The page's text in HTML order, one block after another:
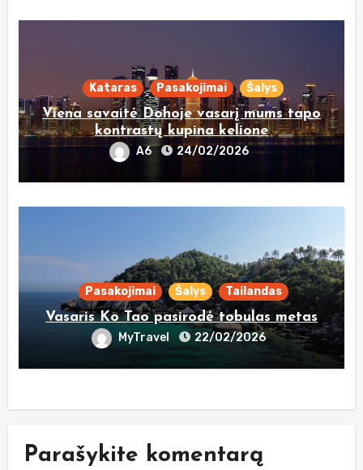
Kataras Pasakojimai Šalys
Viena savaitė Dohoje vasarį mums tapo
kontrastų kupina kelione
A6 24/02/2026
Pasakojimai Šalys Tailandas
Vasaris Ko Tao pasirodė tobulas metas
MyTravel 22/02/2026
Parašykite komentarą